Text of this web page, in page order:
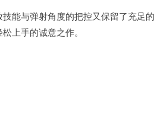
能与弹射角度的把控又保留了充足
上手的诚意之作。